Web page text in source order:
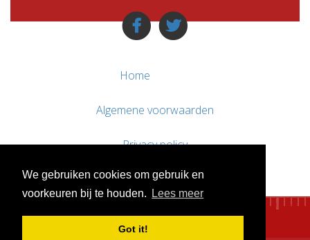
We gebruiken cookies om gebruik en
voorkeuren bij te houden.
Lees meer
Got it!
Home
Algemene voorwaarden
Privacy policy
Contact / Support